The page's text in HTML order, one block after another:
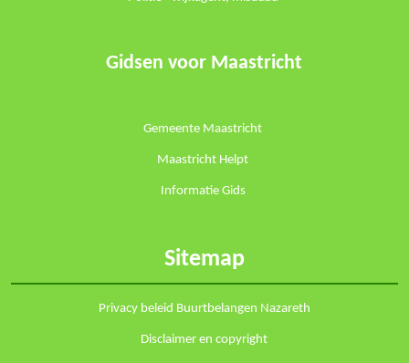
Gidsen voor Maastricht
Gemeente Maastricht
Maastricht Helpt
Informatie Gids
Sitemap
Privacy beleid Buurtbelangen Nazareth
Disclaimer en copyright